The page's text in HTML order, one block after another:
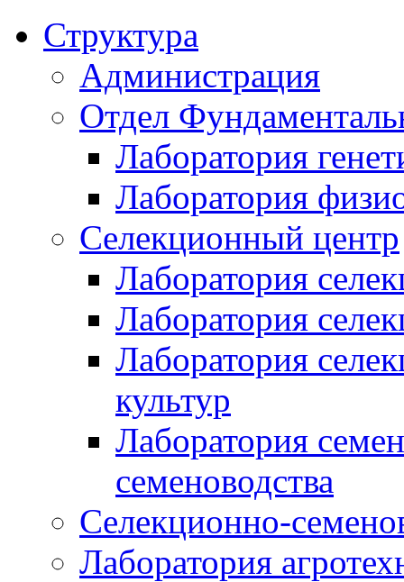
Структура
Администрация
Отдел
Лаборатория
Лаборатория
Селекционный центр
Лаборатория
Лаборатория
Лаборатория
культур
Лаборатория
семеноводства
Селекционно-
Лаборатория